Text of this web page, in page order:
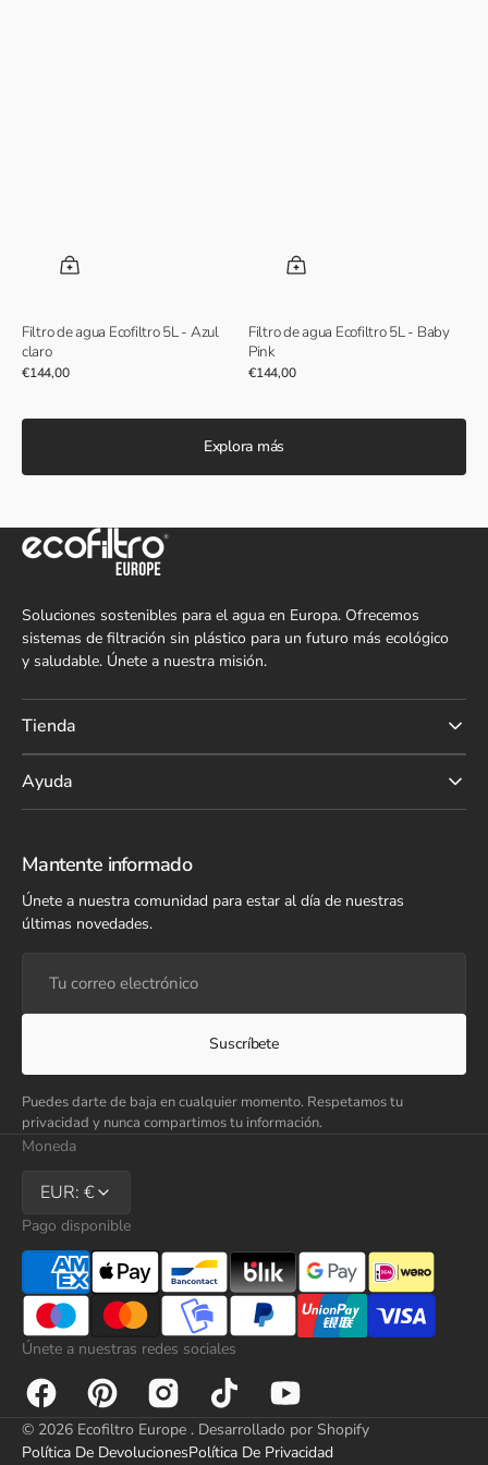
Explora más
Filtro de agua Ecofiltro 5L - Azul
claro
Precio
€144,00
Filtro de agua Ecofiltro 5L - Baby
Pink
Precio
€144,00
Soluciones sostenibles para el agua en Europa. Ofrecemos
sistemas de filtración sin plástico para un futuro más ecológico
y saludable. Únete a nuestra misión.
Tienda
Ayuda
Mantente informado
Únete a nuestra comunidad para estar al día de nuestras
últimas novedades.
correo
electrónico
Suscríbete
Puedes darte de baja en cualquier momento. Respetamos tu
privacidad y nunca compartimos tu información.
Moneda
EUR: €
Pago disponible
Únete a nuestras redes sociales
Facebook Pinterest InstagramTikTok
YouTube
© 2026 Ecofiltro Europe . Desarrollado por Shopify
Política De DevolucionesPolítica De Privacidad